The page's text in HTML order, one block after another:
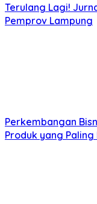
Terulang Lagi!
Pemprov Lampung
Perkembangan
Produk yang Paling